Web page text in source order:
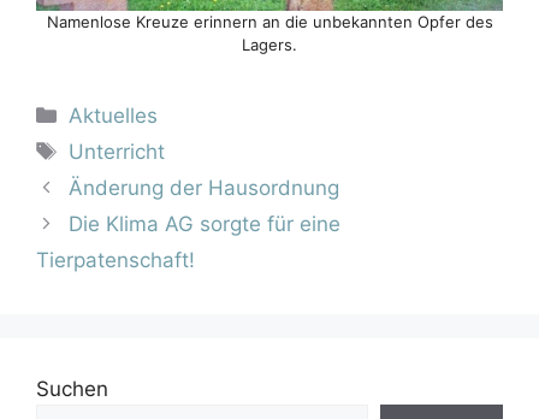
Namenlose Kreuze erinnern an die unbekannten Opfer des
Lagers.
Kategorien
Aktuelles
Schlagwörter
Unterricht
Änderung der Hausordnung
Die Klima AG sorgte für eine
Tierpatenschaft!
Suchen